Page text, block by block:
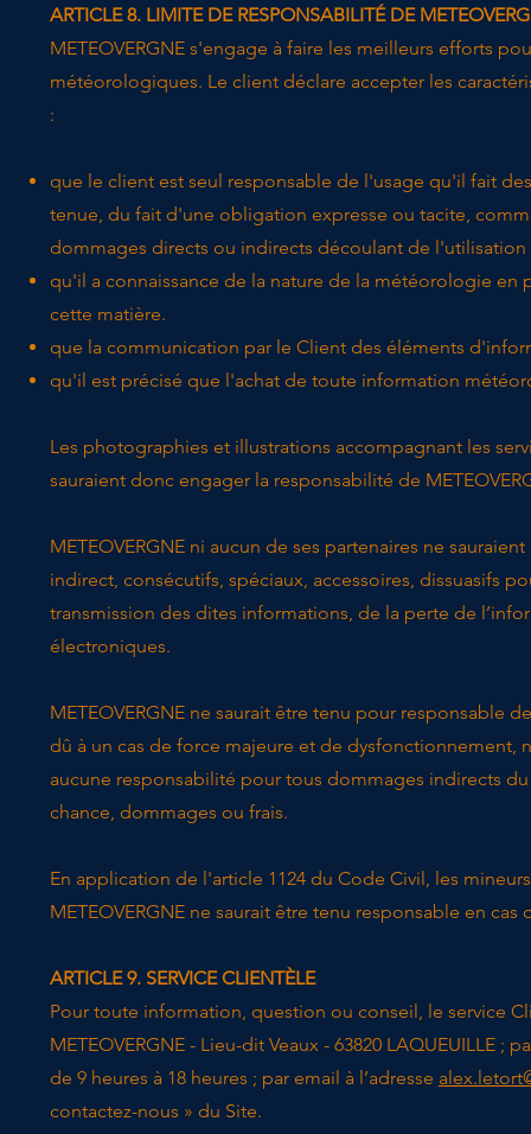
ARTICLE 8. LIMITE DE RESPONSABILITÉ DE
​METEOVERGNE s'engage à faire les meilleurs efforts
météorologiques. Le client déclare accepter les
:
que le client est seul responsable de l'usage qu'il fait
tenue, du fait d'une obligation expresse ou tacite,
dommages directs ou indirects découlant de
qu'il a connaissance de la nature de la météorologie en
cette matière.
que la communication par le Client des éléments
qu'il est précisé que l'achat de toute information
Les photographies et illustrations accompagnant les
sauraient donc engager la responsabilité de
METEOVERGNE ni aucun de ses partenaires ne
indirect, consécutifs, spéciaux, accessoires, dissuasifs
transmission des dites informations, de la perte de
électroniques.
METEOVERGNE ne saurait être tenu pour responsable
dû à un cas de force majeure et de dysfonctionnement,
aucune responsabilité pour tous dommages indirects
chance, dommages ou frais.
En application de l'article 1124 du Code Civil, les
METEOVERGNE ne saurait être tenu responsable en
ARTICLE 9. SERVICE CLIENTÈLE
​Pour toute information, question ou conseil, le service
METEOVERGNE - Lieu-dit Veaux - 63820 LAQUEUILLE
de 9 heures à 18 heures ; par email à l’adresse
contactez-nous » du Site.